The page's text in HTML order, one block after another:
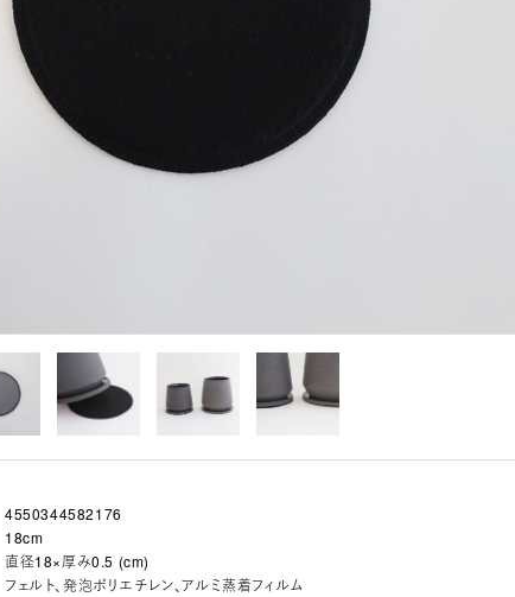
4550344582176
18cm
直径18×厚み0.5 (cm)
フェルト、発泡ポリエチレン、アルミ蒸着フィルム